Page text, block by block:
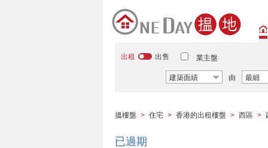
出租 出售 業主盤
建築面績 由 最細
搵樓盤 > 住宅 > 香港的出租樓盤 > 西區 >
已過期